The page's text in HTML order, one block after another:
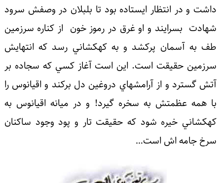
داشت و در انتظار ايستاده بود تا بلبلان در وصفش سرود
شهادت بسرايند و او غرق در رموز خون از كناره سرزمين
طف به آسمان پركشد و به كهكشاني رسد كه انتهايش
سرزمين حقيقت است. اين است آغاز كسي كه سجاده بر
آتش گسترد و از آرامشهاي دروغين دل بركند و اقيانوس را
با همه عظمتش به سخره گيرد! و در ميانه اقيانوس به
كهكشاني خيره شود كه حقيقت تار و پود وجود ساكنان
سرخ جامه اش است…